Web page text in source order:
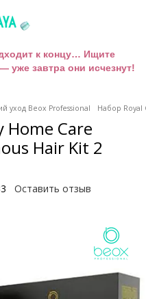
к концу… Ищите
уже завтра они исчезнут!
уход Beox Professional Набор Royal
Home Care
Hair Kit 2
Оставить отзыв